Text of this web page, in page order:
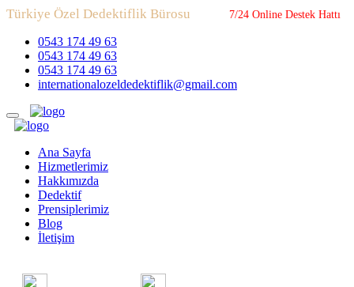
Türkiye Özel Dedektiflik Bürosu 7/24 Online Destek Hattı
0543 174 49 63
0543 174 49 63
0543 174 49 63
internationalozeldedektiflik@gmail.com
Ana Sayfa
Hizmetlerimiz
Hakkımızda
Dedektif
Prensiplerimiz
Blog
İletişim